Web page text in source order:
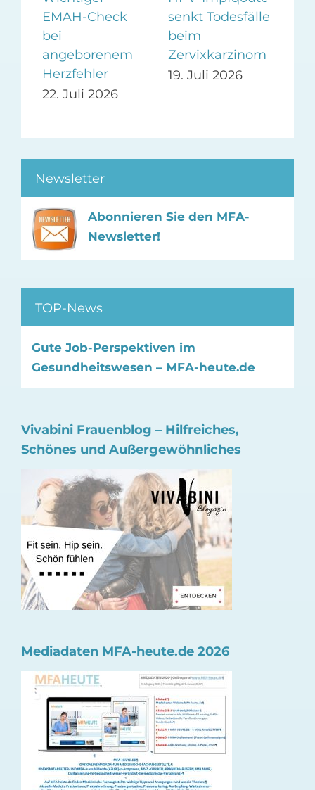
EMAH-Check
bei
angeborenem
Herzfehler
22. Juli 2026
senkt Todesfälle
beim
Zervixkarzinom
19. Juli 2026
Newsletter
Abonnieren Sie den MFA-
Newsletter!
TOP-News
Gute Job-Perspektiven im
Gesundheitswesen – MFA-heute.de
Vivabini Frauenblog – Hilfreiches,
Schönes und Außergewöhnliches
Mediadaten MFA-heute.de 2026